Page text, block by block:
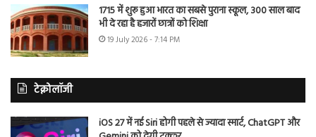
1715 में शुरू हुआ भारत का सबसे पुराना स्कूल, 300 साल बाद
भी दे रहा है हजारों छात्रों को शिक्षा
19 July 2026 - 7:14 PM
टेक्नोलॉजी
iOS 27 में नई Siri होगी पहले से ज्यादा स्मार्ट, ChatGPT और